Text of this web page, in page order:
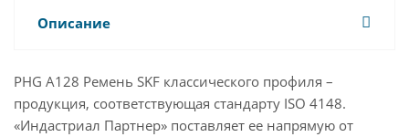
Описание
PHG A128 Ремень SKF классического профиля –
продукция, соответствующая стандарту ISO 4148.
«Индастриал Партнер» поставляет ее напрямую от